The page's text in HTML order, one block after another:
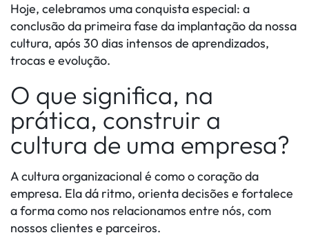
Hoje, celebramos uma conquista especial: a
conclusão da primeira fase da implantação da nossa
cultura, após 30 dias intensos de aprendizados,
trocas e evolução.
O que significa, na
prática, construir a
cultura de uma empresa?
A cultura organizacional é como o coração da
empresa. Ela dá ritmo, orienta decisões e fortalece
a forma como nos relacionamos entre nós, com
nossos clientes e parceiros.